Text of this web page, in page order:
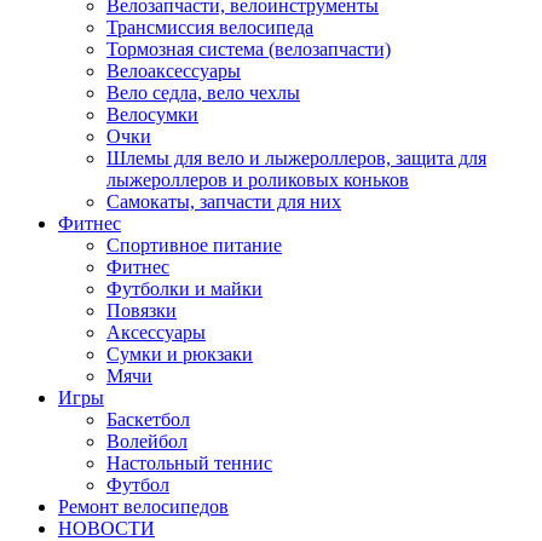
Велозапчасти, велоинструменты
Трансмиссия велосипеда
Тормозная система (велозапчасти)
Велоаксессуары
Вело седла, вело чехлы
Велосумки
Очки
Шлемы для вело и лыжероллеров, защита для
лыжероллеров и роликовых коньков
Самокаты, запчасти для них
Фитнес
Спортивное питание
Фитнес
Футболки и майки
Повязки
Аксессуары
Сумки и рюкзаки
Мячи
Игры
Баскетбол
Волейбол
Настольный теннис
Футбол
Ремонт велосипедов
НОВОСТИ